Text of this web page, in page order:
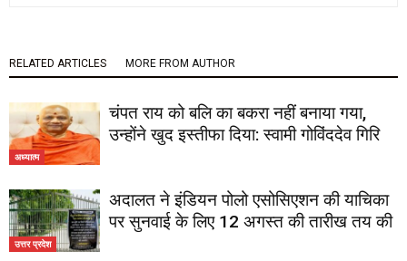
RELATED ARTICLES MORE FROM AUTHOR
अध्यात्म
चंपत राय को बलि का बकरा नहीं बनाया गया,
उन्होंने खुद इस्तीफा दिया: स्वामी गोविंददेव गिरि
उत्तर प्रदेश
अदालत ने इंडियन पोलो एसोसिएशन की याचिका
पर सुनवाई के लिए 12 अगस्त की तारीख तय की